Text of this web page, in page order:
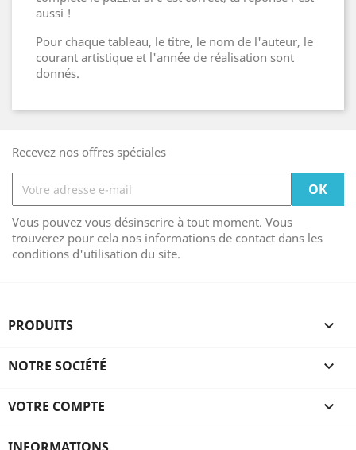
aussi !
Pour chaque tableau, le titre, le nom de l'auteur, le
courant artistique et l'année de réalisation sont
donnés.
Recevez nos offres spéciales
Vous pouvez vous désinscrire à tout moment. Vous
trouverez pour cela nos informations de contact dans les
conditions d'utilisation du site.
PRODUITS 
NOTRE SOCIÉTÉ 
VOTRE COMPTE 